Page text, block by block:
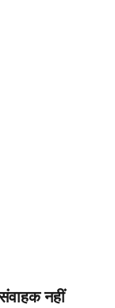
नहीं